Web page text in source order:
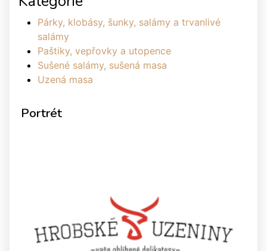
Párky, klobásy, šunky, salámy a trvanlivé
salámy
Paštiky, vepřovky a utopence
Sušené salámy, sušená masa
Uzená masa
Portrét